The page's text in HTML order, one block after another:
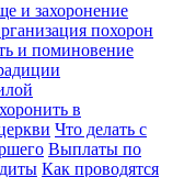
и захоронение
похорон
и поминовение
в
Что делать с
Выплаты по
Как проводятся